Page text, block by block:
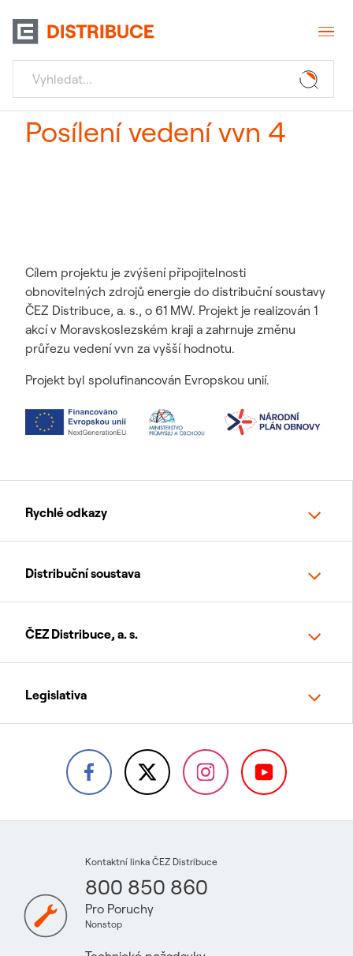
Posílení vedení vvn 4
Cílem projektu je zvýšení připojitelnosti
obnovitelných zdrojů energie do distribuční soustavy
ČEZ Distribuce, a. s., o 61 MW. Projekt je realizován 1
akcí v Moravskoslezském kraji a zahrnuje změnu
průřezu vedení vvn za vyšší hodnotu.
Projekt byl spolufinancován Evropskou unií.
Rychlé odkazy
Distribuční soustava
ČEZ Distribuce, a. s.
Legislativa
Kontaktní linka ČEZ Distribuce
800 850 860
Pro Poruchy
Nonstop